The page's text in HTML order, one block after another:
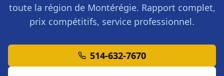
toute la région de Montérégie. Rapport complet,
prix compétitifs, service professionnel.
514-632-7670